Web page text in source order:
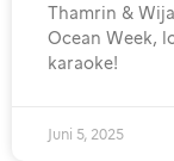
Thamrin &
Ocean Week,
karaoke!
Juni 5, 2025